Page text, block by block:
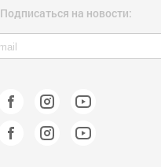
Подписаться на новости: